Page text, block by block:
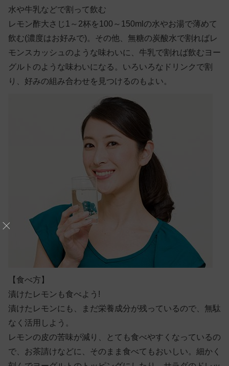
水や牛乳などで割って飲む
レモン酢大さじ1～2杯を100～150mlの水やお湯で薄めて
飲む(濃度はお好みで)。その他、無糖の炭酸水で割ればレ
モンスカッシュのような味わいに、牛乳で割れば飲むヨー
グルトのような味わいになる。いろいろなドリンクで割
り、好みの組み合わせを見つけるのもよい。
【食べ方】
漬けたレモンも食べよう!
漬けたレモンにも、まだ栄養成分が残っているので、無駄
なく活用しよう。
レモンの皮の苦味が減り、とても食べやすくなっているの
で、お茶請けなどに、そのまま食べてもおいしい。細かく